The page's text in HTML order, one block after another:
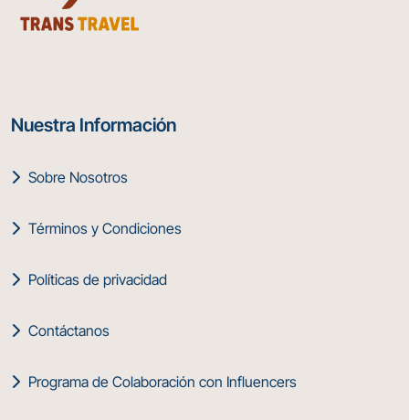
Nuestra Información
Sobre Nosotros
Términos y Condiciones
Políticas de privacidad
Contáctanos
Programa de Colaboración con Influencers